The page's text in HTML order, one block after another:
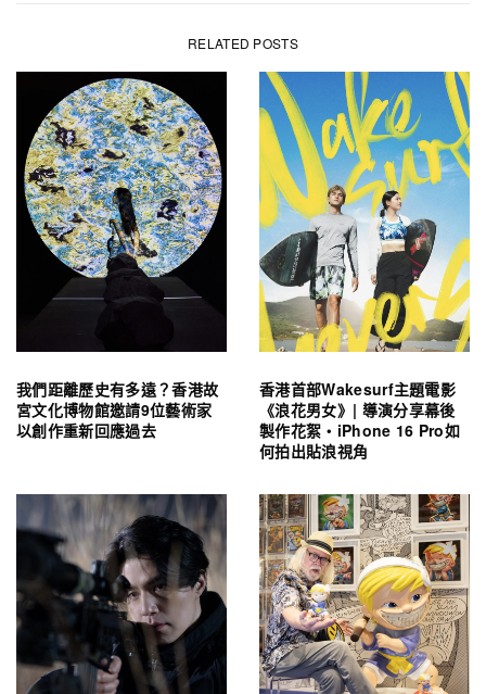
RELATED POSTS
我們距離歷史有多遠？香港故
宮文化博物館邀請9位藝術家
以創作重新回應過去
香港首部Wakesurf主題電影
《浪花男女》| 導演分享幕後
製作花絮・iPhone 16 Pro如
何拍出貼浪視角